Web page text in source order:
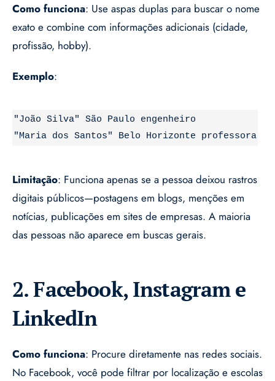
Como funciona: Use aspas duplas para buscar o nome
exato e combine com informações adicionais (cidade,
profissão, hobby).
Exemplo:
"João Silva" São Paulo engenheiro
"Maria dos Santos" Belo Horizonte professora
Limitação: Funciona apenas se a pessoa deixou rastros
digitais públicos—postagens em blogs, menções em
notícias, publicações em sites de empresas. A maioria
das pessoas não aparece em buscas gerais.
2. Facebook, Instagram e
LinkedIn
Como funciona: Procure diretamente nas redes sociais.
No Facebook, você pode filtrar por localização e escolas